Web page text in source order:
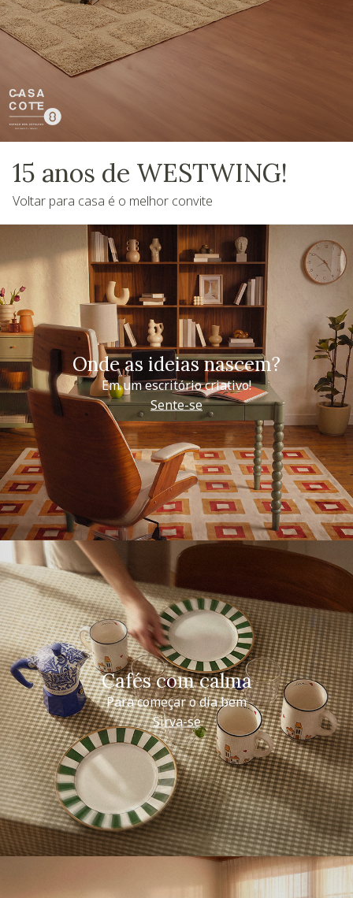
15 anos de WESTWING!
Voltar para casa é o melhor convite
Onde as ideias nascem?
Em um escritório criativo!
Sente-se
Cafés com calma
Para começar o dia bem
Sirva-se